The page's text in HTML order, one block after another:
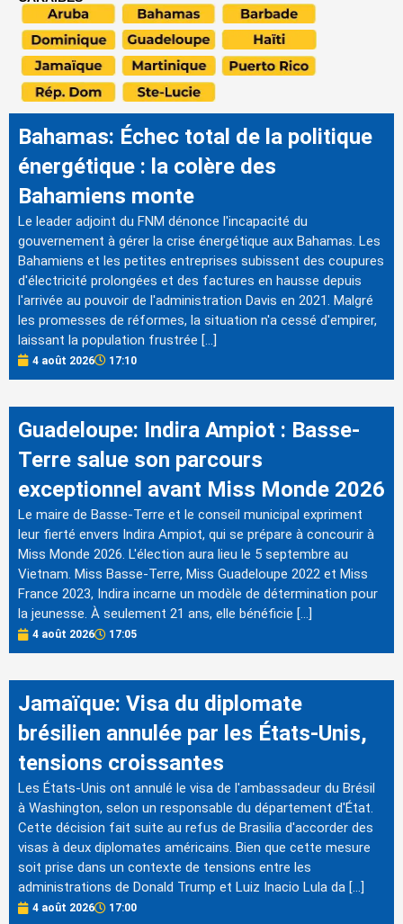
Bahamas: Échec total de la politique
énergétique : la colère des
Bahamiens monte
Le leader adjoint du FNM dénonce l'incapacité du
gouvernement à gérer la crise énergétique aux Bahamas. Les
Bahamiens et les petites entreprises subissent des coupures
d'électricité prolongées et des factures en hausse depuis
l'arrivée au pouvoir de l'administration Davis en 2021. Malgré
les promesses de réformes, la situation n'a cessé d'empirer,
laissant la population frustrée […]
4 août 2026 17:10
Guadeloupe: Indira Ampiot : Basse-
Terre salue son parcours
exceptionnel avant Miss Monde 2026
Le maire de Basse-Terre et le conseil municipal expriment
leur fierté envers Indira Ampiot, qui se prépare à concourir à
Miss Monde 2026. L'élection aura lieu le 5 septembre au
Vietnam. Miss Basse-Terre, Miss Guadeloupe 2022 et Miss
France 2023, Indira incarne un modèle de détermination pour
la jeunesse. À seulement 21 ans, elle bénéficie […]
4 août 2026 17:05
Jamaïque: Visa du diplomate
brésilien annulée par les États-Unis,
tensions croissantes
Les États-Unis ont annulé le visa de l'ambassadeur du Brésil
à Washington, selon un responsable du département d'État.
Cette décision fait suite au refus de Brasilia d'accorder des
visas à deux diplomates américains. Bien que cette mesure
soit prise dans un contexte de tensions entre les
administrations de Donald Trump et Luiz Inacio Lula da […]
4 août 2026 17:00